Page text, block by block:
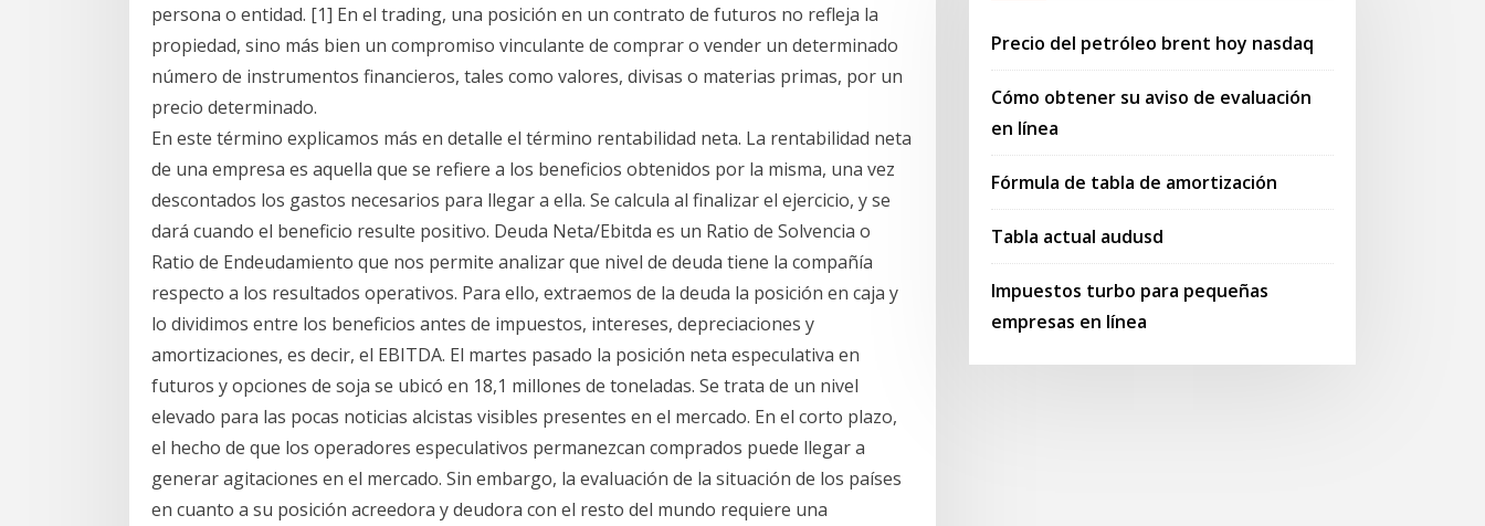
persona o entidad. [1] En el trading, una posición en un contrato de futuros no refleja la
propiedad, sino más bien un compromiso vinculante de comprar o vender un determinado
número de instrumentos financieros, tales como valores, divisas o materias primas, por un
precio determinado.
En este término explicamos más en detalle el término rentabilidad neta. La rentabilidad neta
de una empresa es aquella que se refiere a los beneficios obtenidos por la misma, una vez
descontados los gastos necesarios para llegar a ella. Se calcula al finalizar el ejercicio, y se
dará cuando el beneficio resulte positivo. Deuda Neta/Ebitda es un Ratio de Solvencia o
Ratio de Endeudamiento que nos permite analizar que nivel de deuda tiene la compañía
respecto a los resultados operativos. Para ello, extraemos de la deuda la posición en caja y
lo dividimos entre los beneficios antes de impuestos, intereses, depreciaciones y
amortizaciones, es decir, el EBITDA. El martes pasado la posición neta especulativa en
futuros y opciones de soja se ubicó en 18,1 millones de toneladas. Se trata de un nivel
elevado para las pocas noticias alcistas visibles presentes en el mercado. En el corto plazo,
el hecho de que los operadores especulativos permanezcan comprados puede llegar a
generar agitaciones en el mercado. Sin embargo, la evaluación de la situación de los países
en cuanto a su posición acreedora y deudora con el resto del mundo requiere una
Precio del petróleo brent hoy nasdaq
Cómo obtener su aviso de evaluación
en línea
Fórmula de tabla de amortización
Tabla actual audusd
Impuestos turbo para pequeñas
empresas en línea